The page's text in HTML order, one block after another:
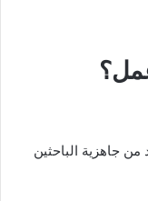
من جاهزية الباحثين